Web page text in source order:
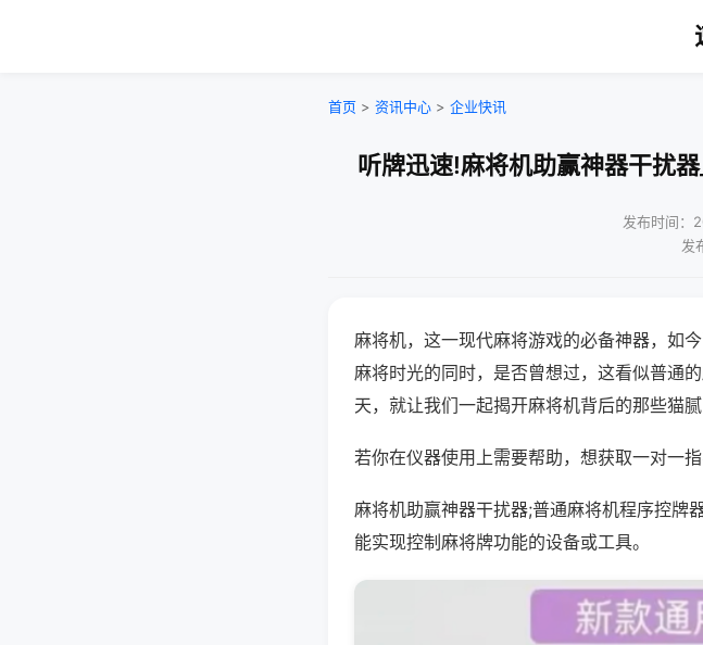
首页 > 资讯中心 > 企业快讯
听牌迅速!麻将机助赢神器干扰
发布时间：
发
麻将机，这一现代麻将游戏的必备神器，如
麻将时光的同时，是否曾想过，这看似普通
天，就让我们一起揭开麻将机背后的那些猫
若你在仪器使用上需要帮助，想获取一对一
麻将机助赢神器干扰器;普通麻将机程序控牌
能实现控制麻将牌功能的设备或工具。